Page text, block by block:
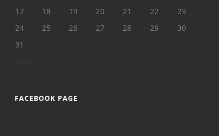
17
18 19 20 21 22
23
24
25 26 27 28 29
30
31
« Aug
FACEBOOK PAGE